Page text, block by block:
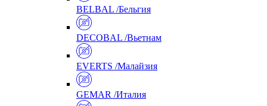
BELBAL /Бельгия
DECOBAL /Вьетнам
EVERTS /Малайзия
GEMAR /Италия